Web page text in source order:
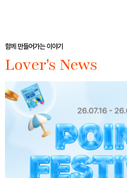
함께 만들어가는 이야기
Lover's News